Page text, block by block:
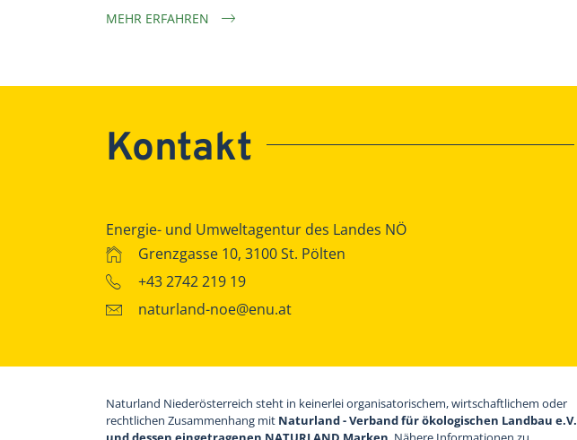
MEHR ERFAHREN
Kontakt
Energie- und Umweltagentur des Landes NÖ
Grenzgasse 10, 3100 St. Pölten
+43 2742 219 19
naturland-noe@enu.at
Naturland Niederösterreich steht in keinerlei organisatorischem, wirtschaftlichem oder
rechtlichen Zusammenhang mit Naturland - Verband für ökologischen Landbau e.V.